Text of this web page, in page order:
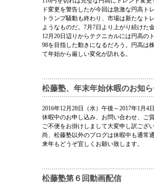
ド変更を警告したが今回は急激な円高ト
トランプ騒動も終わり、市場は新たなト
ようなものだ。7月7日より上がり続けた
12月20日辺りからテクニカルには円高の
98を目指した動きになるだろう。円高は
て年始から厳しい変化が訪れる。
松藤塾、年末年始休暇のお知
2016年12月28日（水）午後～2017年1月
休暇中のお申し込み、お問い合わせ、ご
ご不便をお掛けしまして大変申し訳ござ
尚、松藤塾以外のブログは休暇中も通常
来年もどうぞ宜しくお願い致します。
松藤塾第６回動画配信